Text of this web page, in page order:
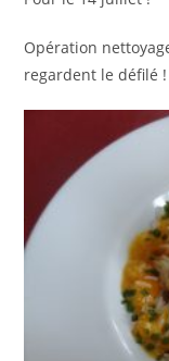
Opération
regardent le défilé !